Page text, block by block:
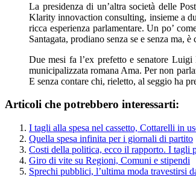
La presidenza di un’altra società delle
Klarity innovaction consulting, insieme a
ricca esperienza parlamentare. Un po’
Santagata, prodiano senza se e senza ma,
Due mesi fa l’ex prefetto e senatore
municipalizzata romana Ama. Per non
E senza contare chi, rieletto, al seggio ha
Articoli che potrebbero interessarti:
I tagli alla spesa nel cassetto, Cottarelli in
Quella spesa infinita per i giornali di partito
Costi della politica, ecco il rapporto. I tagli
Giro di vite su Regioni, Comuni e stipendi
Sprechi pubblici, l’ultima moda travestirsi